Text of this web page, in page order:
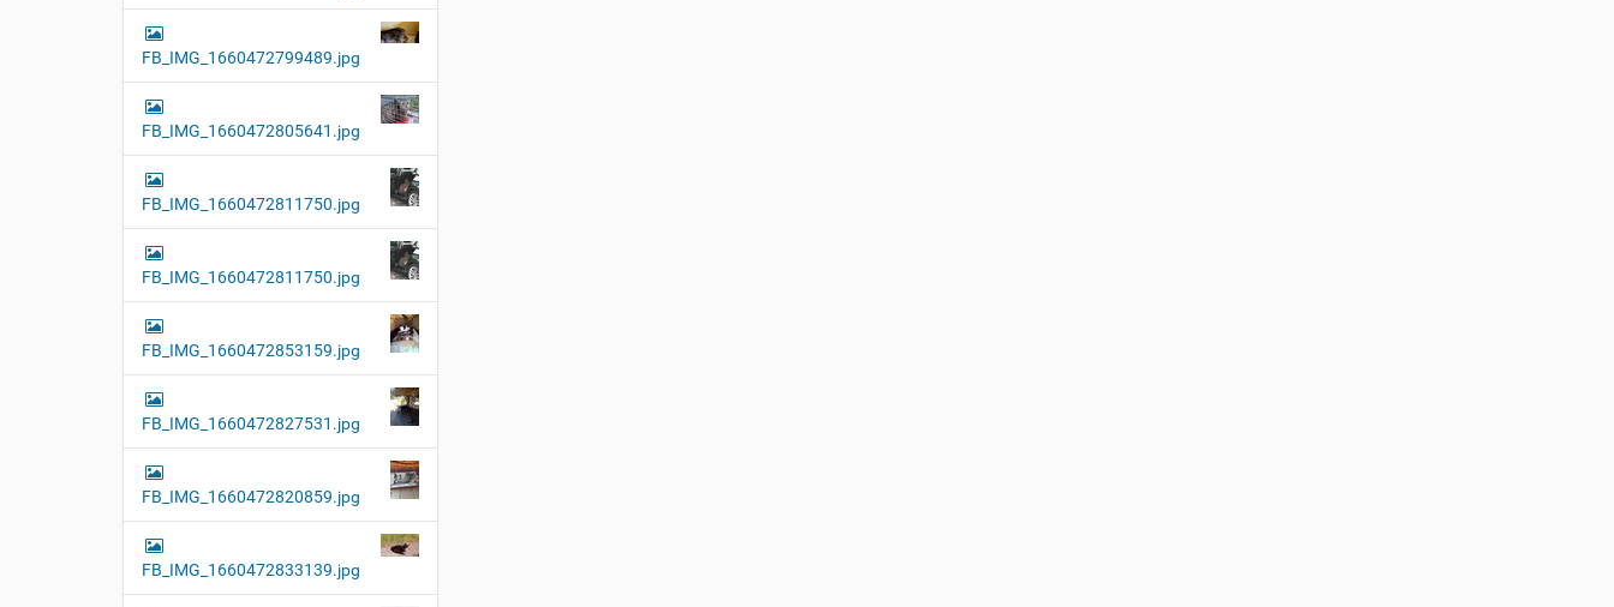
FB_IMG_1660472799489.jpg
FB_IMG_1660472805641.jpg
FB_IMG_1660472811750.jpg
FB_IMG_1660472811750.jpg
FB_IMG_1660472853159.jpg
FB_IMG_1660472827531.jpg
FB_IMG_1660472820859.jpg
FB_IMG_1660472833139.jpg